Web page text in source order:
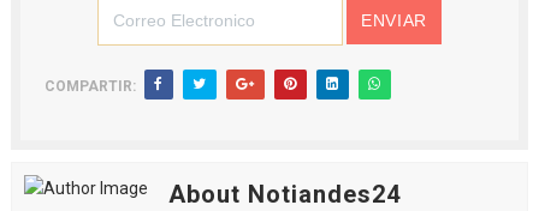
COMPARTIR:
About Notiandes24